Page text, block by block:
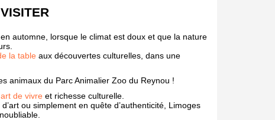
automne, lorsque le climat est doux et que la nature
la table aux découvertes culturelles, dans une
animaux du Parc Animalier Zoo du Reynou !
art de vivre et richesse culturelle.
ou simplement en quête d’authenticité, Limoges